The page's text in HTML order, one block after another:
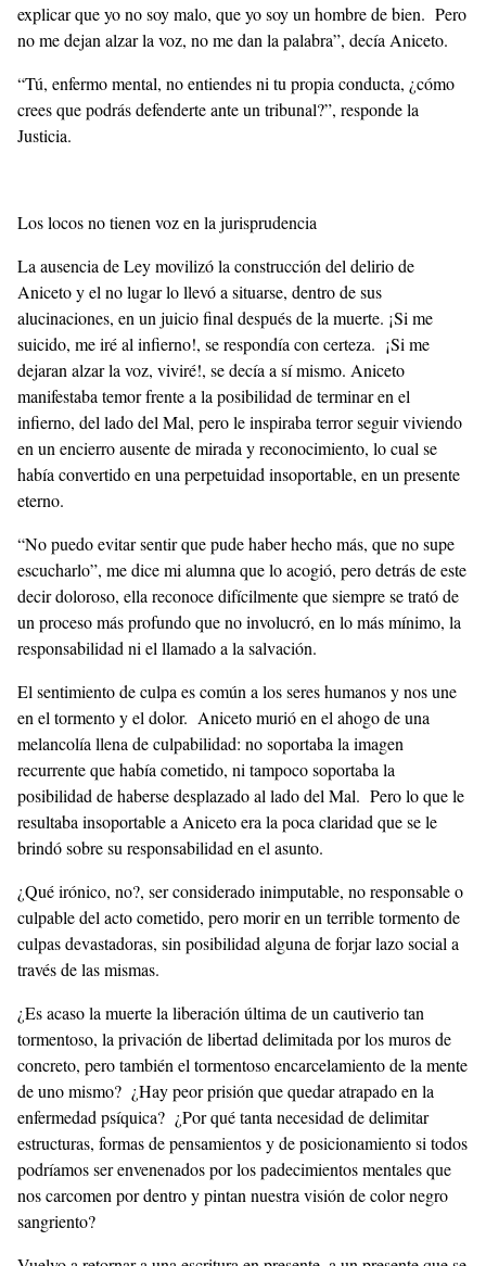
explicar que yo no soy malo, que yo soy un hombre de bien. Pero
no me dejan alzar la voz, no me dan la palabra”, decía Aniceto.
“Tú, enfermo mental, no entiendes ni tu propia conducta, ¿cómo
crees que podrás defenderte ante un tribunal?”, responde la
Justicia.
Los locos no tienen voz en la jurisprudencia
La ausencia de Ley movilizó la construcción del delirio de
Aniceto y el no lugar lo llevó a situarse, dentro de sus
alucinaciones, en un juicio final después de la muerte. ¡Si me
suicido, me iré al infierno!, se respondía con certeza. ¡Si me
dejaran alzar la voz, viviré!, se decía a sí mismo. Aniceto
manifestaba temor frente a la posibilidad de terminar en el
infierno, del lado del Mal, pero le inspiraba terror seguir viviendo
en un encierro ausente de mirada y reconocimiento, lo cual se
había convertido en una perpetuidad insoportable, en un presente
eterno.
“No puedo evitar sentir que pude haber hecho más, que no supe
escucharlo”, me dice mi alumna que lo acogió, pero detrás de este
decir doloroso, ella reconoce difícilmente que siempre se trató de
un proceso más profundo que no involucró, en lo más mínimo, la
responsabilidad ni el llamado a la salvación.
El sentimiento de culpa es común a los seres humanos y nos une
en el tormento y el dolor. Aniceto murió en el ahogo de una
melancolía llena de culpabilidad: no soportaba la imagen
recurrente que había cometido, ni tampoco soportaba la
posibilidad de haberse desplazado al lado del Mal. Pero lo que le
resultaba insoportable a Aniceto era la poca claridad que se le
brindó sobre su responsabilidad en el asunto.
¿Qué irónico, no?, ser considerado inimputable, no responsable o
culpable del acto cometido, pero morir en un terrible tormento de
culpas devastadoras, sin posibilidad alguna de forjar lazo social a
través de las mismas.
¿Es acaso la muerte la liberación última de un cautiverio tan
tormentoso, la privación de libertad delimitada por los muros de
concreto, pero también el tormentoso encarcelamiento de la mente
de uno mismo? ¿Hay peor prisión que quedar atrapado en la
enfermedad psíquica? ¿Por qué tanta necesidad de delimitar
estructuras, formas de pensamientos y de posicionamiento si todos
podríamos ser envenenados por los padecimientos mentales que
nos carcomen por dentro y pintan nuestra visión de color negro
sangriento?